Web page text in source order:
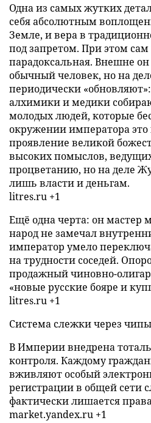
Одна из самых жутких
себя абсолютным
Земле, и вера в
под запретом. При этом
парадоксальная. Внешне
обычный человек, но на
периодически
алхимики и медики
молодых людей, которые
окружении императора
проявление великой
высоких помыслов,
процветанию, но на деле
лишь власти и деньгам.
litres.ru +1
Ещё одна черта: он мастер
народ не замечал
император умело
на трудности соседей.
продажный чиновно-
«новые русские бояре и
litres.ru +1
Система слежки через чипы
В Империи внедрена
контроля. Каждому
вживляют особый
регистрации в общей сети
фактически лишается
market.yandex.ru +1